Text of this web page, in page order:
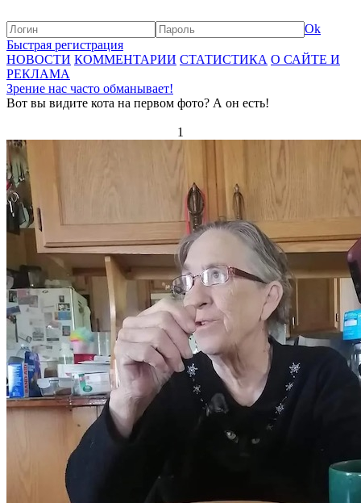
Ok
Быстрая регистрация
НОВОСТИ КОММЕНТАРИИ СТАТИСТИКА О САЙТЕ И
РЕКЛАМА
Зрение нас часто обманывает!
Вот вы видите кота на первом фото? А он есть!
1